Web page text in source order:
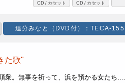
CD カセット CD カセット
追分みなと（DVD付）：TECA-
た歌"
衆。無事を祈って、浜を預かる女たち…